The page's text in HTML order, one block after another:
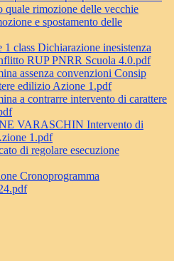
quale rimozione delle vecchie
e spostamento delle
class Dichiarazione inesistenza
RUP PNRR Scuola 4.0.pdf
assenza convenzioni Consip
edilizio Azione 1.pdf
a contrarre intervento di carattere
VARASCHIN Intervento di
1.pdf
di regolare esecuzione
Cronoprogramma